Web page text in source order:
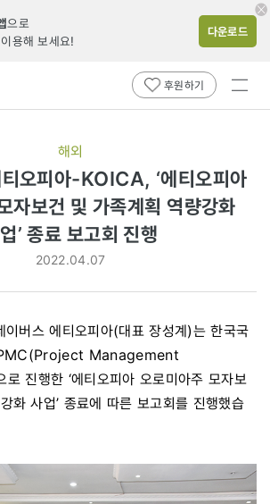
으로
용해 보세요!
다운로드
후원하기
전체
해외
오피아-KOICA, ‘에티오피아
자보건 및 가족계획 역량강화
’ 종료 보고회 진행
2022.04.07
버스 에티오피아(대표 장성계)는 한국국
Management
진행한 ‘에티오피아 오로미아주 모자보
화 사업’ 종료에 따른 보고회를 진행했습